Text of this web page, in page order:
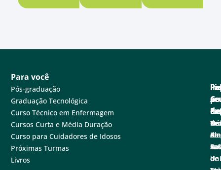
Para você
Pós-graduação
Graduação Tecnológica
Curso Técnico em Enfermagem
Cursos Curta e Média Duração
Curso para Cuidadores de Idosos
Próximas Turmas
Livros
em
e
de
e
de
de
de
A
A